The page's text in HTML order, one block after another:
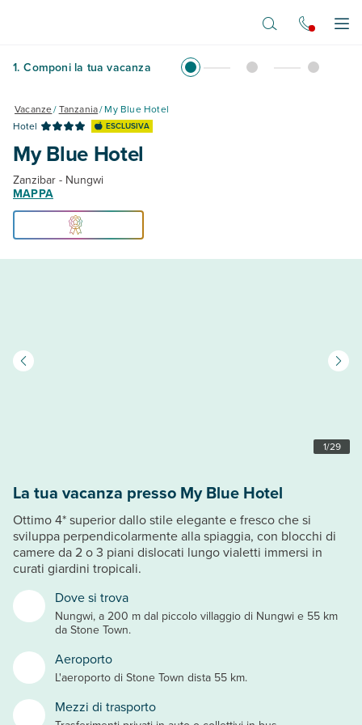
1. Componi la tua vacanza
Vacanze/Tanzania/My Blue Hotel
Hotel
ESCLUSIVA
My Blue Hotel
Zanzibar - Nungwi
MAPPA
1/29
Dove si trova
Nungwi, a 200 m dal piccolo villaggio di Nungwi e 55 km
da Stone Town.
Aeroporto
L'aeroporto di Stone Town dista 55 km.
Mezzi di trasporto
La tua vacanza presso My Blue Hotel
Ottimo 4* superior dallo stile elegante e fresco che si
sviluppa perpendicolarmente alla spiaggia, con blocchi di
camere da 2 o 3 piani dislocati lungo vialetti immersi in
curati giardini tropicali.